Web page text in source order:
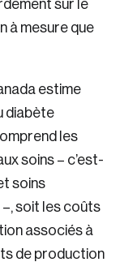
sur le
à mesure que
estime
diabète
les
soins – c’est-
soins
soit les coûts
associés à
de production